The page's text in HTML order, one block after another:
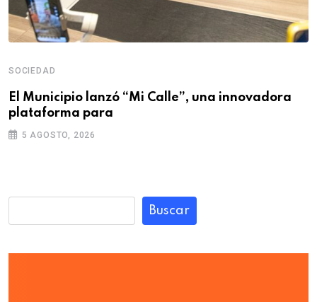
SOCIEDAD
El Municipio lanzó “Mi Calle”, una innovadora
plataforma para
5 AGOSTO, 2026
Buscar